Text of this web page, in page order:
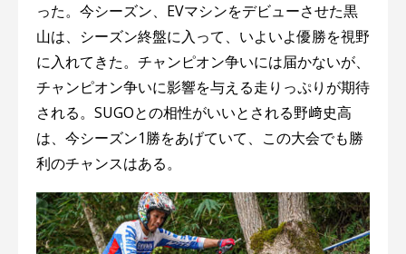
った。今シーズン、EVマシンをデビューさせた黒
山は、シーズン終盤に入って、いよいよ優勝を視野
に入れてきた。チャンピオン争いには届かないが、
チャンピオン争いに影響を与える走りっぷりが期待
される。SUGOとの相性がいいとされる野﨑史高
は、今シーズン1勝をあげていて、この大会でも勝
利のチャンスはある。